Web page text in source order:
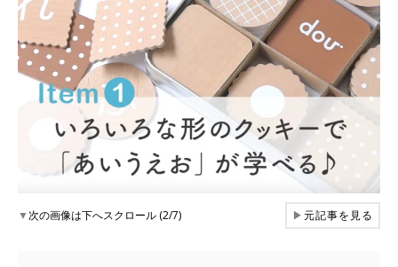
▼次の画像は下へスクロール (2/7) ▶元記事を見る